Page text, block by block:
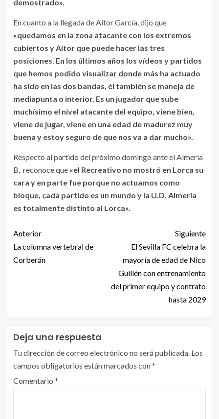
demostrado».
En cuanto a la llegada de Aitor García, dijo que
«quedamos en la zona atacante con los extremos
cubiertos y Aitor que puede hacer las tres
posiciones. En los últimos años los vídeos y partidos
que hemos podido visualizar donde más ha actuado
ha sido en las dos bandas, él también se maneja de
mediapunta o interior. Es un jugador que sube
muchísimo el nivel atacante del equipo, viene bien,
viene de jugar, viene en una edad de madurez muy
buena y estoy seguro de que nos va a dar mucho».
Respecto al partido del próximo domingo ante el Almeria
B, reconoce que «el Recreativo no mostró en Lorca su
cara y en parte fue porque no actuamos como
bloque, cada partido es un mundo y la U.D. Almería
es totalmente distinto al Lorca».
Anterior
La columna vertebral de
Corberán
Siguiente
El Sevilla FC celebra la
mayoría de edad de Nico
Guillén con entrenamiento
del primer equipo y contrato
hasta 2029
Deja una respuesta
Tu dirección de correo electrónico no será publicada. Los
campos obligatorios están marcados con*
Comentario *